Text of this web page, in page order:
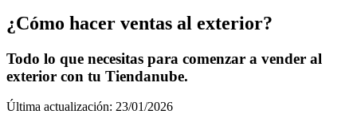
¿Cómo hacer ventas al exterior?
Todo lo que necesitas para comenzar a vender al
exterior con tu Tiendanube.
Última actualización: 23/01/2026